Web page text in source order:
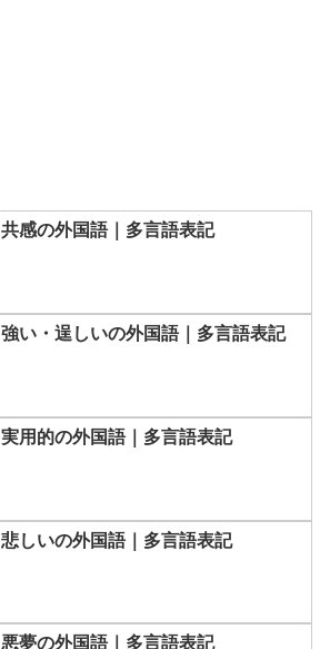
共感の外国語｜多言語表記
強い・逞しいの外国語｜多言語表記
実用的の外国語｜多言語表記
悲しいの外国語｜多言語表記
悪夢の外国語｜多言語表記